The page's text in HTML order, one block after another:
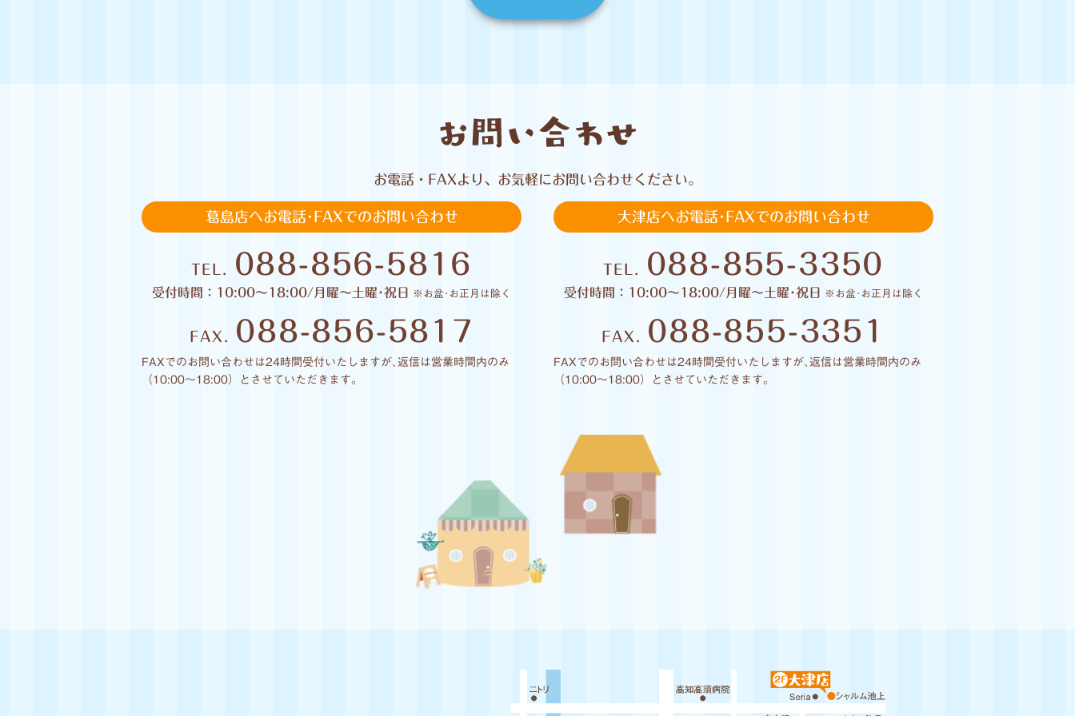
お電話・FAXより、お気軽にお問い合わせください。
葛島店へお電話･FAXでのお問い合わせ
TEL. 088-856-5816
受付時間：10:00〜18:00/月曜〜土曜･祝日 ※お盆･お正月は除く
FAX. 088-856-5817
FAXでのお問い合わせは24時間受付いたしますが､返信は営業時間内のみ
（10:00〜18:00）とさせていただきます｡
大津店へお電話･FAXでのお問い合わせ
TEL. 088-855-3350
受付時間：10:00〜18:00/月曜〜土曜･祝日 ※お盆･お正月は除く
FAX. 088-855-3351
FAXでのお問い合わせは24時間受付いたしますが､返信は営業時間内のみ
（10:00〜18:00）とさせていただきます｡